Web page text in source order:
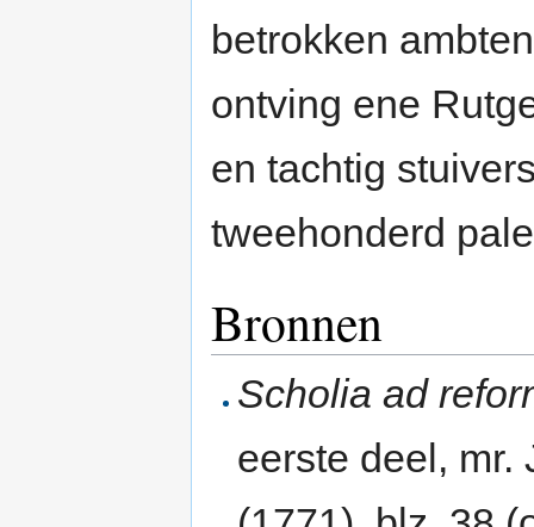
betrokken
ontving ene
en tachtig
tweehonderd
Bronnen
Scholia ad
eerste deel, mr.